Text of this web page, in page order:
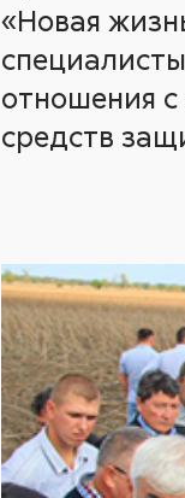
«Новая
отношения
средств